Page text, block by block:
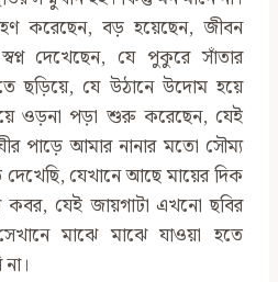
করেছেন, বড় হয়েছেন, জীবন
দেখেছেন, যে পুকুরে সাঁতার
ছড়িয়ে, যে উঠানে উদোম হয়ে
ওড়না পড়া শুরু করেছেন, যেই
পাড়ে আমার নানার মতো সৌম্য
যেখানে আছে মায়ের দিক
কবর, যেই জায়গাটা এখনো ছবির
মাঝে মাঝে যাওয়া হতে